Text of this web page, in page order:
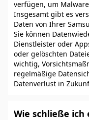
verfügen, um
Insgesamt gibt es
Daten von Ihrer
Sie können
Dienstleister oder
oder gelöschten
wichtig,
regelmäßige
Datenverlust in
Wie schließe ich